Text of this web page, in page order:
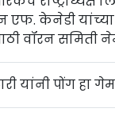
एफ. केनेडी
वॉरन समिती
यांनी पोंग हा